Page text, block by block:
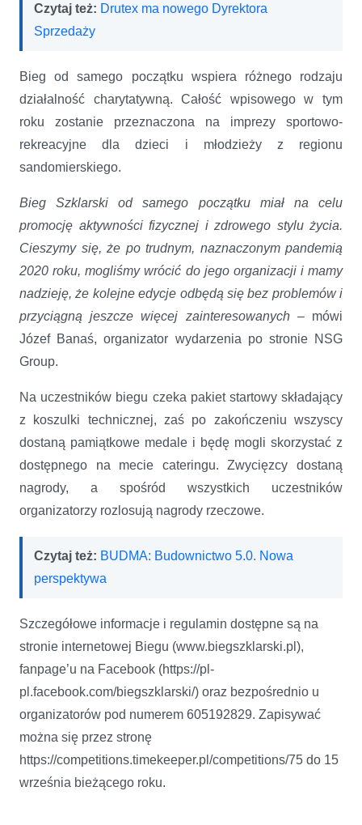
Czytaj też: Drutex ma nowego Dyrektora
Sprzedaży
Bieg od samego początku wspiera różnego rodzaju
działalność charytatywną. Całość wpisowego w tym
roku zostanie przeznaczona na imprezy sportowo-
rekreacyjne dla dzieci i młodzieży z regionu
sandomierskiego.
Bieg Szklarski od samego początku miał na celu
promocję aktywności fizycznej i zdrowego stylu życia.
Cieszymy się, że po trudnym, naznaczonym pandemią
2020 roku, mogliśmy wrócić do jego organizacji i mamy
nadzieję, że kolejne edycje odbędą się bez problemów i
przyciągną jeszcze więcej zainteresowanych– mówi
Józef Banaś, organizator wydarzenia po stronie NSG
Group.
Na uczestników biegu czeka pakiet startowy składający
z koszulki technicznej, zaś po zakończeniu wszyscy
dostaną pamiątkowe medale i będę mogli skorzystać z
dostępnego na mecie cateringu. Zwycięzcy dostaną
nagrody, a spośród wszystkich uczestników
organizatorzy rozlosują nagrody rzeczowe.
Czytaj też: BUDMA: Budownictwo 5.0. Nowa
perspektywa
Szczegółowe informacje i regulamin dostępne są na
stronie internetowej Biegu (www.biegszklarski.pl),
fanpage’u na Facebook (https://pl-
pl.facebook.com/biegszklarski/) oraz bezpośrednio u
organizatorów pod numerem 605192829. Zapisywać
można się przez stronę
https://competitions.timekeeper.pl/competitions/75 do 15
września bieżącego roku.